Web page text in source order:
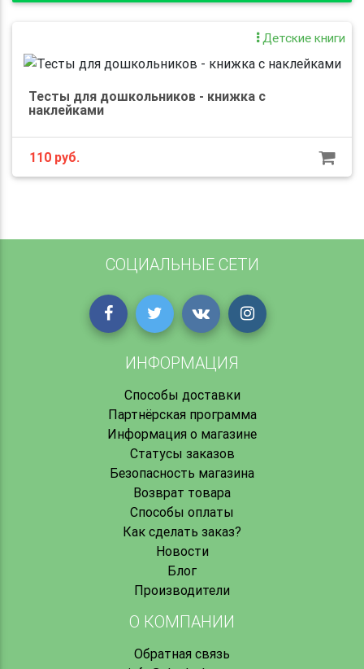
Детские книги
Тесты для дошкольников - книжка с
наклейками
110 руб.
СОЦИАЛЬНЫЕ СЕТИ
ИНФОРМАЦИЯ
Способы доставки
Партнёрская программа
Информация о магазине
Статусы заказов
Безопасность магазина
Возврат товара
Способы оплаты
Как сделать заказ?
Новости
Блог
Производители
О КОМПАНИИ
Обратная связь